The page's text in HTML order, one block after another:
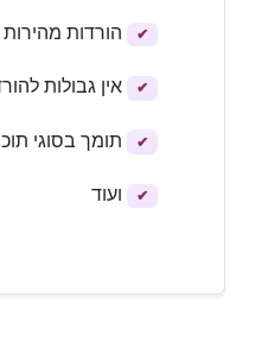
✔ הורדות מהירות
✔ אין גבולות
✔ תומך בסוגי
✔ ועוד